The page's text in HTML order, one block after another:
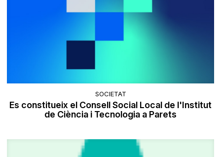
SOCIETAT
Es constitueix el Consell Social Local de l'Institut
de Ciència i Tecnologia a Parets